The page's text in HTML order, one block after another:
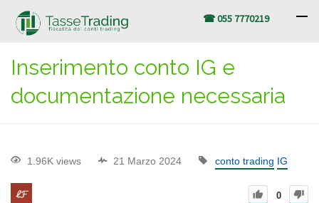
☎ 055 7770219
Inserimento conto IG e
documentazione necessaria
1.96K views 21 Marzo 2024 conto trading IG
0